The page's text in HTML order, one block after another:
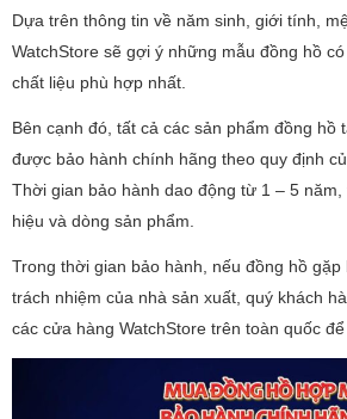
Dựa trên thông tin về năm sinh, giới tính,
WatchStore sẽ gợi ý những mẫu đồng hồ
chất liệu phù hợp nhất.
Bên cạnh đó, tất cả các sản phẩm đồng hồ
được bảo hành chính hãng theo quy định
Thời gian bảo hành dao động từ 1 – 5
hiệu và dòng sản phẩm.
Trong thời gian bảo hành, nếu đồng hồ
trách nhiệm của nhà sản xuất, quý khách
các cửa hàng WatchStore trên toàn quốc